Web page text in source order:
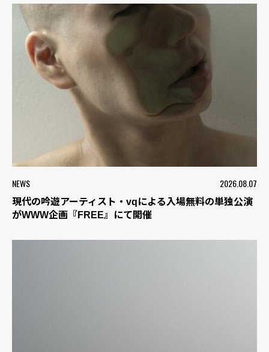
NEWS 2026.08.07
現代の吟遊アーティスト・vqによる入場無料の単独公演
がWWW企画『FREE』にて開催